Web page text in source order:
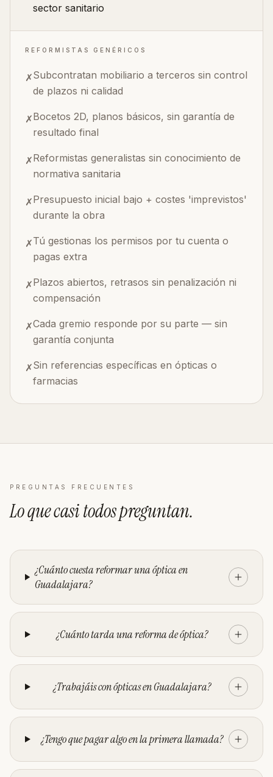
sector sanitario
REFORMISTAS GENÉRICOS
✗Subcontratan mobiliario a terceros sin control
de plazos ni calidad
✗Bocetos 2D, planos básicos, sin garantía de
resultado final
✗Reformistas generalistas sin conocimiento de
normativa sanitaria
✗Presupuesto inicial bajo + costes 'imprevistos'
durante la obra
✗Tú gestionas los permisos por tu cuenta o
pagas extra
✗Plazos abiertos, retrasos sin penalización ni
compensación
✗Cada gremio responde por su parte — sin
garantía conjunta
✗Sin referencias específicas en ópticas o
farmacias
PREGUNTAS FRECUENTES
Lo que casi todospreguntan.
¿Cuánto cuesta reformar una óptica en
Guadalajara?
¿Cuánto tarda una reforma de óptica?
¿Trabajáis con ópticas en Guadalajara?
¿Tengo que pagar algo en la primera llamada?